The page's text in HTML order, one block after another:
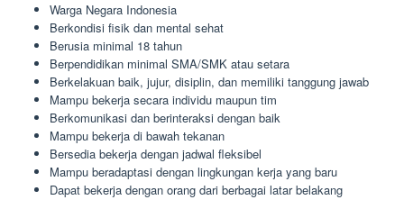
Warga Negara Indonesia
Berkondisi fisik dan mental sehat
Berusia minimal 18 tahun
Berpendidikan minimal SMA/SMK atau setara
Berkelakuan baik, jujur, disiplin, dan memiliki tanggung jawab
Mampu bekerja secara individu maupun tim
Berkomunikasi dan berinteraksi dengan baik
Mampu bekerja di bawah tekanan
Bersedia bekerja dengan jadwal fleksibel
Mampu beradaptasi dengan lingkungan kerja yang baru
Dapat bekerja dengan orang dari berbagai latar belakang